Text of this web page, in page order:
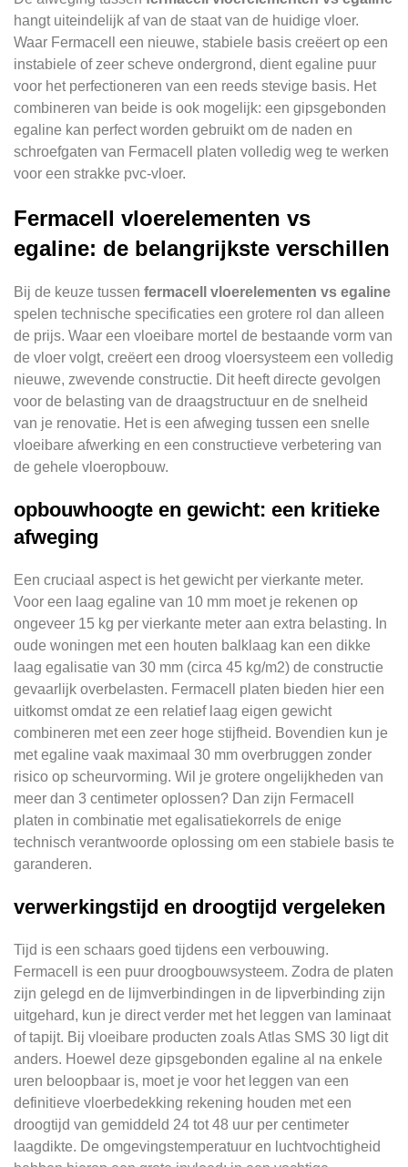
hangt uiteindelijk af van de staat van de huidige vloer.
Waar Fermacell een nieuwe, stabiele basis creëert op een
instabiele of zeer scheve ondergrond, dient egaline puur
voor het perfectioneren van een reeds stevige basis. Het
combineren van beide is ook mogelijk: een gipsgebonden
egaline kan perfect worden gebruikt om de naden en
schroefgaten van Fermacell platen volledig weg te werken
voor een strakke pvc-vloer.
Fermacell vloerelementen vs
egaline: de belangrijkste verschillen
Bij de keuze tussen fermacell vloerelementen vs egaline
spelen technische specificaties een grotere rol dan alleen
de prijs. Waar een vloeibare mortel de bestaande vorm van
de vloer volgt, creëert een droog vloersysteem een volledig
nieuwe, zwevende constructie. Dit heeft directe gevolgen
voor de belasting van de draagstructuur en de snelheid
van je renovatie. Het is een afweging tussen een snelle
vloeibare afwerking en een constructieve verbetering van
de gehele vloeropbouw.
opbouwhoogte en gewicht: een kritieke
afweging
Een cruciaal aspect is het gewicht per vierkante meter.
Voor een laag egaline van 10 mm moet je rekenen op
ongeveer 15 kg per vierkante meter aan extra belasting. In
oude woningen met een houten balklaag kan een dikke
laag egalisatie van 30 mm (circa 45 kg/m2) de constructie
gevaarlijk overbelasten. Fermacell platen bieden hier een
uitkomst omdat ze een relatief laag eigen gewicht
combineren met een zeer hoge stijfheid. Bovendien kun je
met egaline vaak maximaal 30 mm overbruggen zonder
risico op scheurvorming. Wil je grotere ongelijkheden van
meer dan 3 centimeter oplossen? Dan zijn Fermacell
platen in combinatie met egalisatiekorrels de enige
technisch verantwoorde oplossing om een stabiele basis te
garanderen.
verwerkingstijd en droogtijd vergeleken
Tijd is een schaars goed tijdens een verbouwing.
Fermacell is een puur droogbouwsysteem. Zodra de platen
zijn gelegd en de lijmverbindingen in de lipverbinding zijn
uitgehard, kun je direct verder met het leggen van laminaat
of tapijt. Bij vloeibare producten zoals Atlas SMS 30 ligt dit
anders. Hoewel deze gipsgebonden egaline al na enkele
uren beloopbaar is, moet je voor het leggen van een
definitieve vloerbedekking rekening houden met een
droogtijd van gemiddeld 24 tot 48 uur per centimeter
laagdikte. De omgevingstemperatuur en luchtvochtigheid